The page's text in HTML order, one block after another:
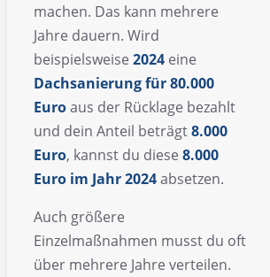
machen. Das kann mehrere
Jahre dauern. Wird
beispielsweise 2024 eine
Dachsanierung für 80.000
Euroaus der Rücklage bezahlt
und dein Anteil beträgt8.000
Euro, kannst du diese 8.000
Euro im Jahr 2024absetzen.
Auch größere
Einzelmaßnahmen musst du oft
über mehrere Jahre verteilen.